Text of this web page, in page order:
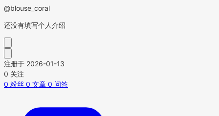
@blouse_coral
还没有填写个人介绍
注册于 2026-01-13
0 关注
0 粉丝 0 文章 0 问答